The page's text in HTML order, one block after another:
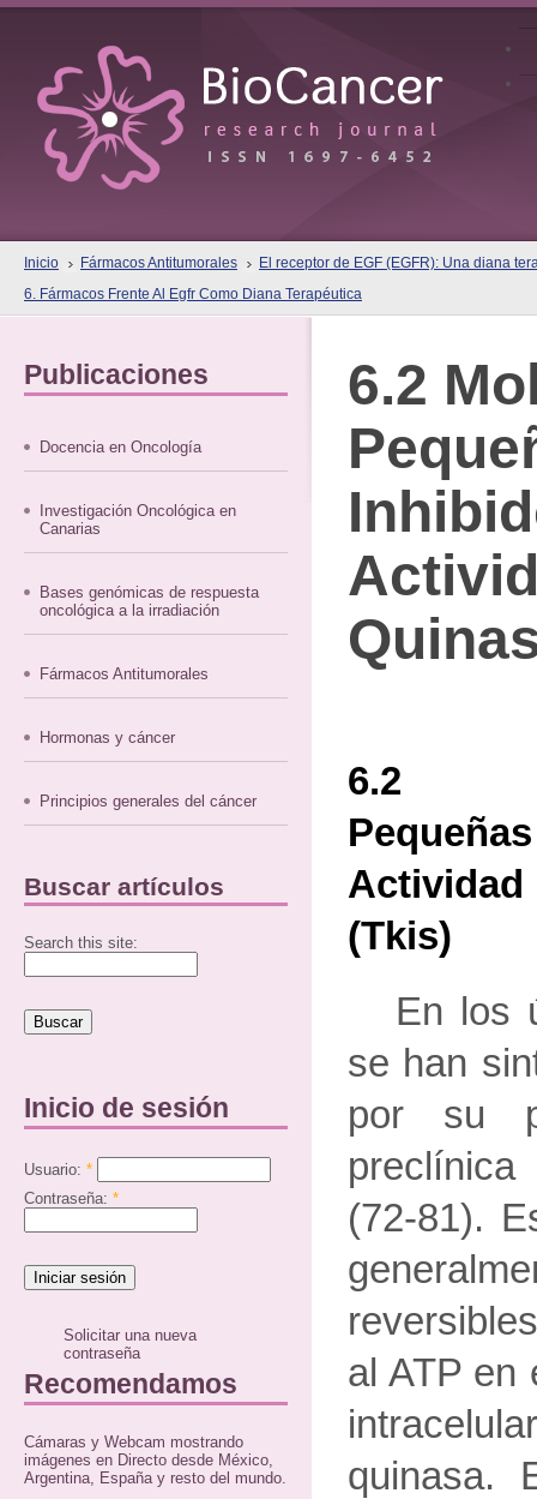
Inicio Fármacos Antitumorales
El receptor de EGF (EGFR): Una diana
6. Fármacos Frente Al Egfr Como Diana Terapéutica
Publicaciones
Docencia en Oncología
Investigación Oncológica en
Canarias
Bases genómicas de respuesta
oncológica a la irradiación
Fármacos Antitumorales
Hormonas y cáncer
Principios generales del cáncer
Buscar artículos
Search this site:
Inicio de sesión
Usuario: *
Contraseña: *
Solicitar una nueva
contraseña
Recomendamos
Cámaras y Webcam mostrando
imágenes en Directo desde México,
Argentina, España y resto del mundo.
6.2
6.2
(tkis)
En los
se han
por su
(72-81).
al ATP en
quinasa.